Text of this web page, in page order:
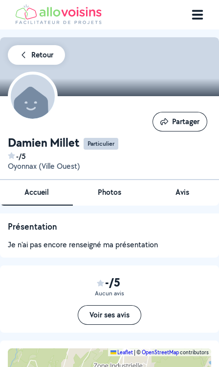
Retour
Damien Millet Particulier
-/5
Oyonnax (Ville Ouest)
Partager
Partager
Accueil Photos Avis
Présentation
Je n'ai pas encore renseigné ma présentation
-/5
Aucun avis
Voir ses avis
Leaflet ©OpenStreetMapcontributors